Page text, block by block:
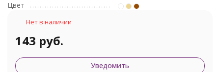
Цвет
Нет в наличии
143 руб.
Уведомить